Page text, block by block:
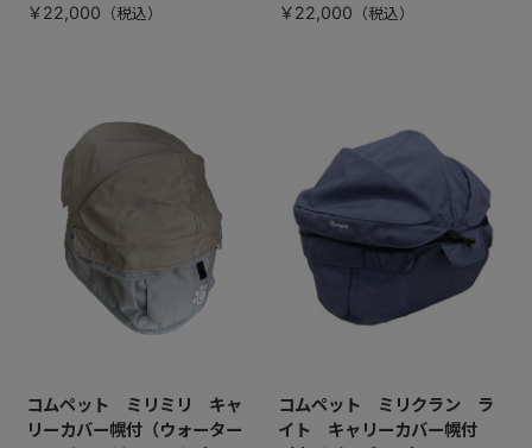
￥22,000 ￥22,000
コムペット ミリミリ キャ
リーカバー幌付（ウォーター
コムペット ミリクラン ラ
イト キャリーカバー幌付